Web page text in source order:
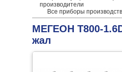
производители
Все приборы
МЕГЕОН T800-
жал